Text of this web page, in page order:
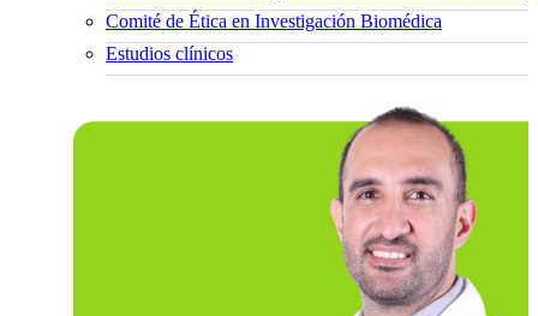
Comité de Ética en Investigación Biomédica
Estudios clínicos